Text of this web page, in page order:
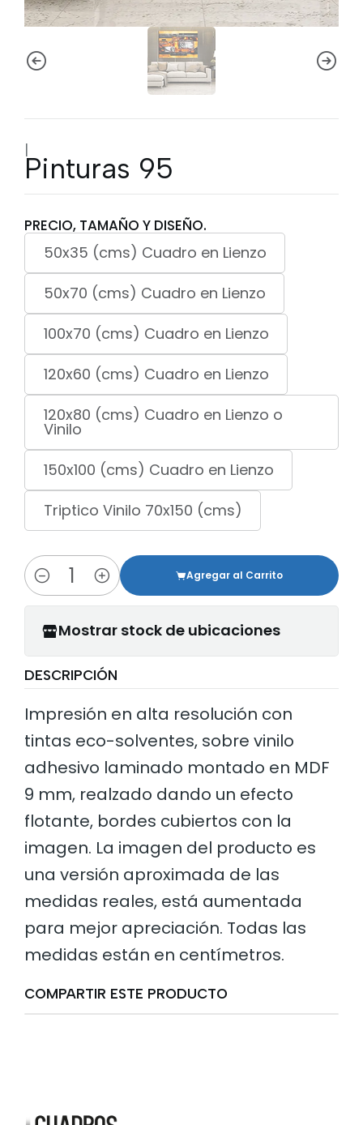
|
Pinturas 95
PRECIO, TAMAÑO Y DISEÑO.
50x35 (cms) Cuadro en Lienzo
50x70 (cms) Cuadro en Lienzo
100x70 (cms) Cuadro en Lienzo
120x60 (cms) Cuadro en Lienzo
120x80 (cms) Cuadro en Lienzo o
Vinilo
150x100 (cms) Cuadro en Lienzo
Triptico Vinilo 70x150 (cms)
Cantidad
Agregar al Carrito
Mostrar stock de ubicaciones
DESCRIPCIÓN
Impresión en alta resolución con
tintas eco-solventes, sobre vinilo
adhesivo laminado montado en MDF
9 mm, realzado dando un efecto
flotante, bordes cubiertos con la
imagen. La imagen del producto es
una versión aproximada de las
medidas reales, está aumentada
para mejor apreciación. Todas las
medidas están en centímetros.
COMPARTIR ESTE PRODUCTO